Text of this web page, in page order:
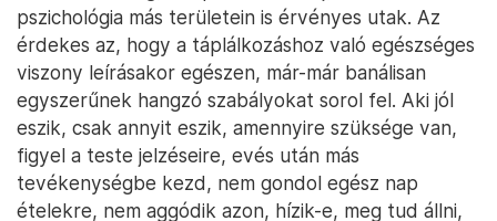
pszichológia más területein is érvényes utak. Az
érdekes az, hogy a táplálkozáshoz való egészséges
viszony leírásakor egészen, már-már banálisan
egyszerűnek hangzó szabályokat sorol fel. Aki jól
eszik, csak annyit eszik, amennyire szüksége van,
figyel a teste jelzéseire, evés után más
tevékenységbe kezd, nem gondol egész nap
ételekre, nem aggódik azon, hízik-e, meg tud állni,